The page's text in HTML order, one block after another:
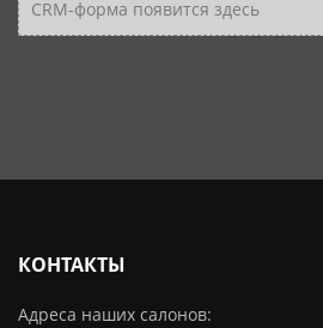
CRM-форма появится здесь
КОНТАКТЫ
Адреса наших салонов: